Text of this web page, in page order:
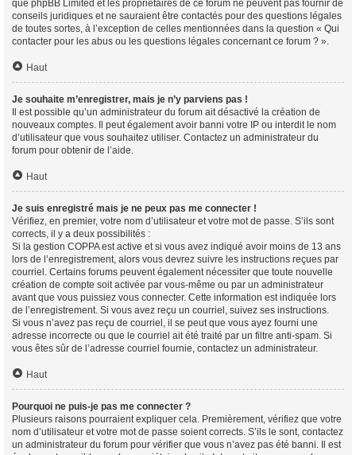
que phpBB Limited et les propriétaires de ce forum ne peuvent pas fournir de
conseils juridiques et ne sauraient être contactés pour des questions légales
de toutes sortes, à l’exception de celles mentionnées dans la question « Qui
contacter pour les abus ou les questions légales concernant ce forum ? ».
Haut
Je souhaite m’enregistrer, mais je n’y parviens pas !
Il est possible qu’un administrateur du forum ait désactivé la création de
nouveaux comptes. Il peut également avoir banni votre IP ou interdit le nom
d’utilisateur que vous souhaitez utiliser. Contactez un administrateur du
forum pour obtenir de l’aide.
Haut
Je suis enregistré mais je ne peux pas me connecter !
Vérifiez, en premier, votre nom d’utilisateur et votre mot de passe. S’ils sont
corrects, il y a deux possibilités :
Si la gestion COPPA est active et si vous avez indiqué avoir moins de 13 ans
lors de l’enregistrement, alors vous devrez suivre les instructions reçues par
courriel. Certains forums peuvent également nécessiter que toute nouvelle
création de compte soit activée par vous-même ou par un administrateur
avant que vous puissiez vous connecter. Cette information est indiquée lors
de l’enregistrement. Si vous avez reçu un courriel, suivez ses instructions.
Si vous n’avez pas reçu de courriel, il se peut que vous ayez fourni une
adresse incorrecte ou que le courriel ait été traité par un filtre anti-spam. Si
vous êtes sûr de l’adresse courriel fournie, contactez un administrateur.
Haut
Pourquoi ne puis-je pas me connecter ?
Plusieurs raisons pourraient expliquer cela. Premièrement, vérifiez que votre
nom d’utilisateur et votre mot de passe soient corrects. S’ils le sont, contactez
un administrateur du forum pour vérifier que vous n’avez pas été banni. Il est